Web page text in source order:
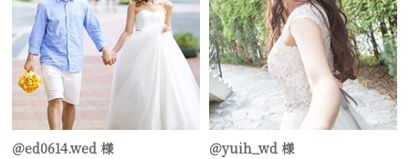
＠ed0614.wed 様 ＠yuih_wd 様